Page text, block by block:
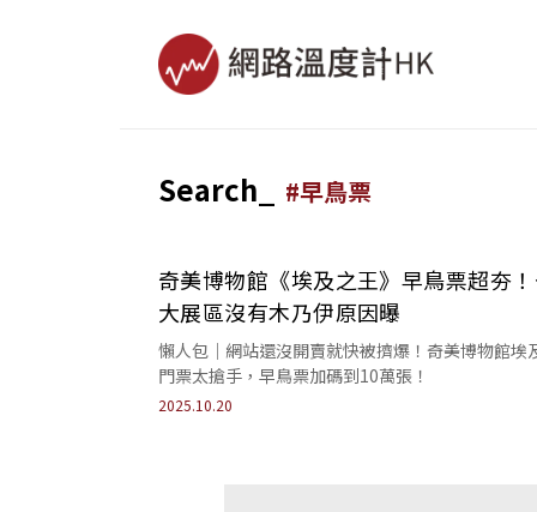
Search_ #早鳥票
奇美博物館《埃及之王》早鳥票超夯
大展區沒有木乃伊原因曝
懶人包｜網站還沒開賣就快被擠爆！奇美博物館埃
門票太搶手，早鳥票加碼到10萬張！
2025.10.20